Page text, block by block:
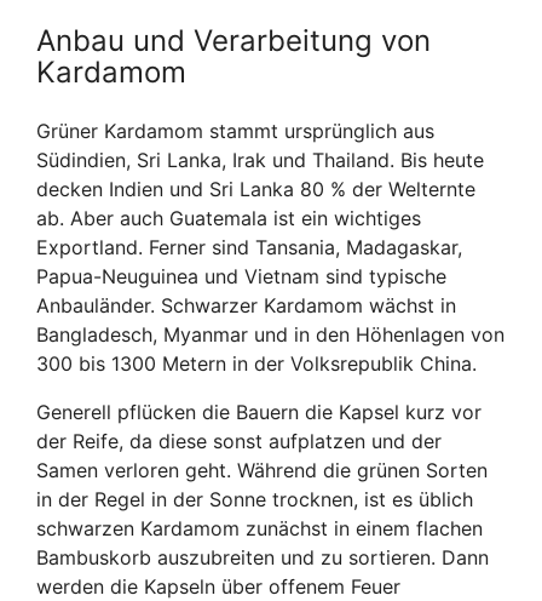
Anbau und Verarbeitung von
Kardamom
Grüner Kardamom stammt ursprünglich aus
Südindien, Sri Lanka, Irak und Thailand. Bis heute
decken Indien und Sri Lanka 80 % der Welternte
ab. Aber auch Guatemala ist ein wichtiges
Exportland. Ferner sind Tansania, Madagaskar,
Papua-Neuguinea und Vietnam sind typische
Anbauländer. Schwarzer Kardamom wächst in
Bangladesch, Myanmar und in den Höhenlagen von
300 bis 1300 Metern in der Volksrepublik China.
Generell pflücken die Bauern die Kapsel kurz vor
der Reife, da diese sonst aufplatzen und der
Samen verloren geht. Während die grünen Sorten
in der Regel in der Sonne trocknen, ist es üblich
schwarzen Kardamom zunächst in einem flachen
Bambuskorb auszubreiten und zu sortieren. Dann
werden die Kapseln über offenem Feuer